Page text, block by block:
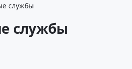
службы
службы